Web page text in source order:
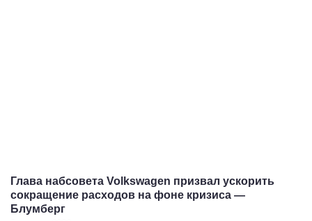
Глава набсовета Volkswagen призвал ускорить
сокращение расходов на фоне кризиса —
Блумберг